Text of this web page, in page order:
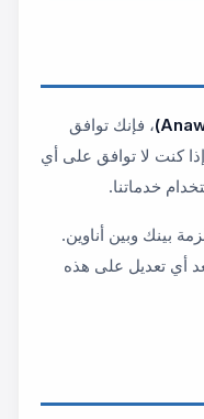
، فإنك توافق
كنت لا توافق على أي
خدماتنا.
بينك وبين أناوين.
أي تعديل على هذه